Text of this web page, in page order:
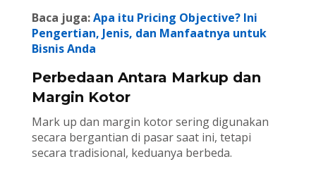
Baca juga:Apa itu Pricing Objective? Ini
Pengertian, Jenis, dan Manfaatnya untuk
Bisnis Anda
Perbedaan Antara Markup dan
Margin Kotor
Mark up dan margin kotor sering digunakan
secara bergantian di pasar saat ini, tetapi
secara tradisional, keduanya berbeda.